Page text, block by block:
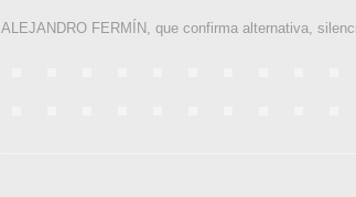
ALEJANDRO FERMÍN, que confirma alternativa,